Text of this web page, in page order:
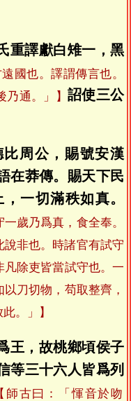
重譯獻白雉一，黑
國也。譯謂傳言也。
通。」】 詔使三公
周公，賜號安漢
在莽傳。賜天下民
一切滿秩如真。
歲乃爲真，食全奉。
說非也。時諸官有試守
除吏皆當試守也。一
刀切物，苟取整齊，
。」】
王，故桃鄉頃侯子
等三十六人皆爲列
【 師古曰：「惲音於吻